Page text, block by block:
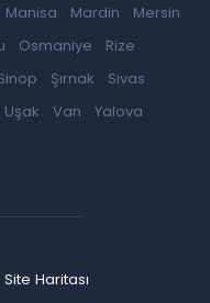
Manisa Mardin
Mersin
Osmaniye
Rize
Şırnak
Sivas
Uşak Van
Yalova
Site Haritası